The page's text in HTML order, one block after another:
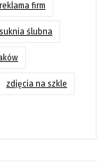
reklama firm
suknia ślubna
zdjęcia na szkle